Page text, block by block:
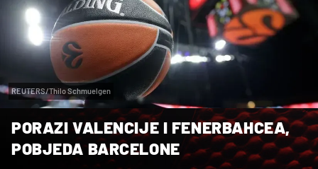
REUTERS/Thilo Schmuelgen
PORAZI VALENCIJE I FENERBAHCEA,
POBJEDA BARCELONE